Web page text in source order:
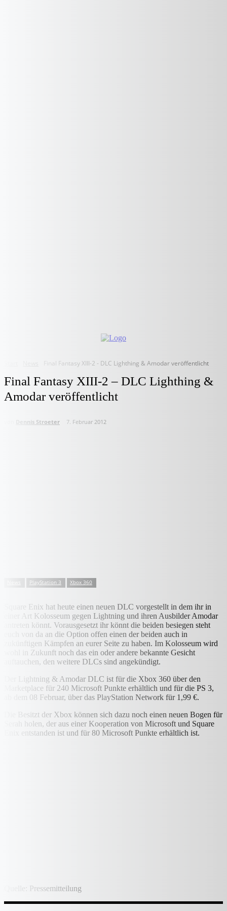
Final Fantasy XIII-2 - DLC Lighthing & Amodar veröffentlicht
Final Fantasy XIII-2 – DLC Lighthing &
Amodar veröffentlicht
Dennis Stroeter 7. Februar 2012
PlayStation 3 Xbox 360
Square Enix hat heute einen neuen DLC vorgestellt in dem ihr in
einer Art Kolosseum gegen Lightning und ihren Ausbilder Amodar
antreten könnt. Vorausgesetzt ihr könnt die beiden besiegen steht
euch von da an die Option offen einen der beiden auch in
zukünftigen Kämpfen an eurer Seite zu haben. Im Kolosseum wird
wohl in Zukunft noch das ein oder andere bekannte Gesicht
auftauchen, den weitere DLCs sind angekündigt.
Der Lightning & Amodar DLC ist für die Xbox 360 über den
Marketplace für 240 Microsoft Punkte erhältlich und für die PS 3,
ab dem 08 Februar, über das PlayStation Network für 1,99 €.
Die Besitzt der Xbox können sich dazu noch einen neuen Bogen für
Serah holen, der aus einer Kooperation von Microsoft und Square
Enix entstanden ist und für 80 Microsoft Punkte erhältlich ist.
Quelle: Pressemitteilung